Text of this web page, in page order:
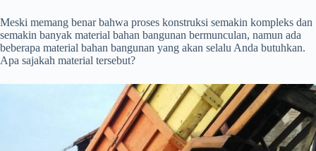
Meski memang benar bahwa proses konstruksi semakin kompleks dan
semakin banyak material bahan bangunan bermunculan, namun ada
beberapa material bahan bangunan yang akan selalu Anda butuhkan.
Apa sajakah material tersebut?